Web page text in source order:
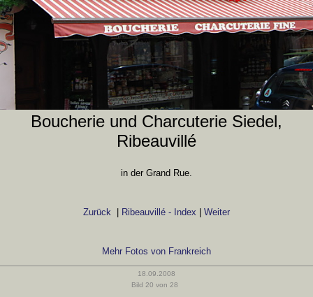
Boucherie und Charcuterie Siedel,
Ribeauvillé
in der Grand Rue.
Zurück | Ribeauvillé - Index | Weiter
Mehr Fotos von Frankreich
18.09.2008
Bild 20 von 28